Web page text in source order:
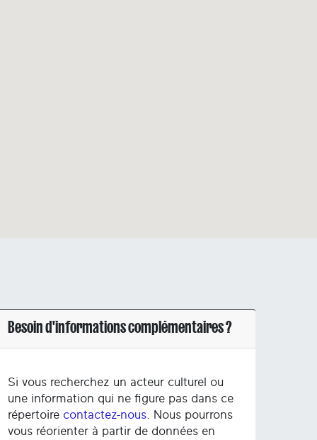
Besoin d'informations complémentaires ?
Si vous recherchez un acteur culturel ou
une information qui ne figure pas dans ce
répertoire contactez-nous. Nous pourrons
vous réorienter à partir de données en